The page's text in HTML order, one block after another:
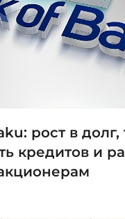
рост в
кредитов и